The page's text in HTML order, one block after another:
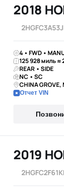
2018
4 • FWD •
125 928 миль ≈
REAR • SIDE
NC • SC
CHINA GROVE,
Отчет VIN
2019